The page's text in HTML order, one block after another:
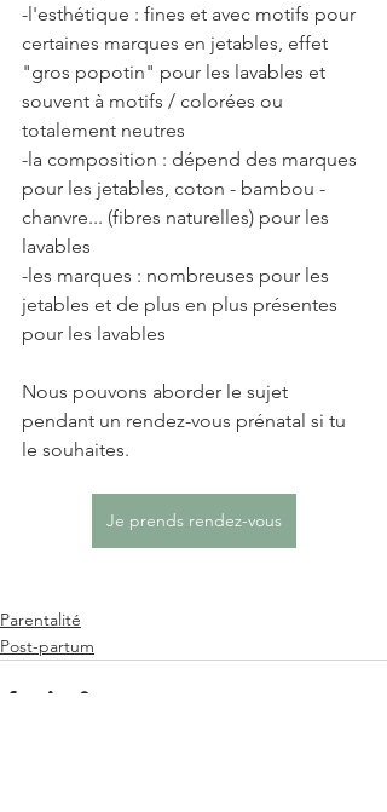
-l'esthétique : fines et avec motifs pour
certaines marques en jetables, effet
"gros popotin" pour les lavables et
souvent à motifs / colorées ou
totalement neutres
-la composition : dépend des marques
pour les jetables, coton - bambou -
chanvre... (fibres naturelles) pour les
lavables
-les marques : nombreuses pour les
jetables et de plus en plus présentes
pour les lavables
Nous pouvons aborder le sujet
pendant un rendez-vous prénatal si tu
le souhaites.
Je prends rendez-vous
Parentalité
Post-partum